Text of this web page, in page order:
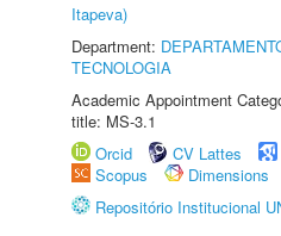
Itapeva)
Department:
TECNOLOGIA
Academic Appointment
title: MS-3.1
Orcid
CV Lattes
Scopus
Dimensions
Repositório Institucional